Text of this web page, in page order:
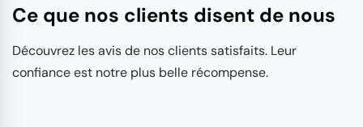
Ce que nos clients disent de nous
Découvrez les avis de nos clients satisfaits. Leur
confiance est notre plus belle récompense.